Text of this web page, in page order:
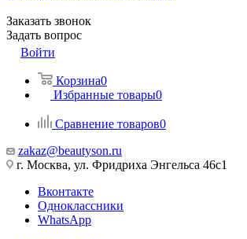
Заказать звонок
Задать вопрос
Войти
Корзина0
Избранные товары0
Сравнение товаров0
zakaz@beautyson.ru
г. Москва, ул. Фридриха Энгельса 46с1
Вконтакте
Одноклассники
WhatsApp